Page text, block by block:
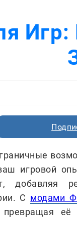
Игр:
игровой
добавляя
С модами
превращая